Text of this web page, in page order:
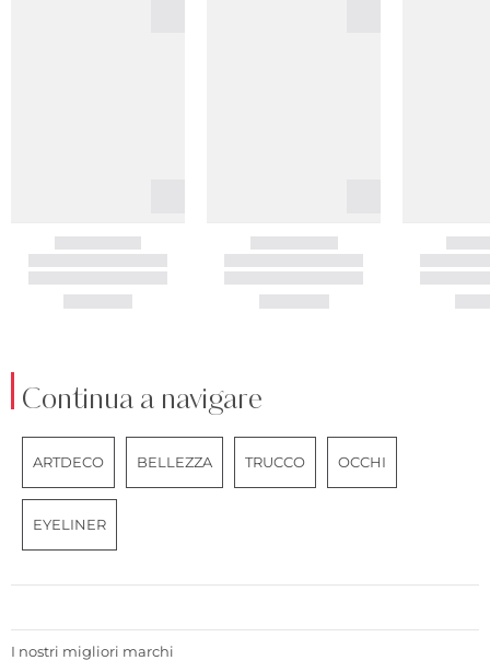
Continua a navigare
ARTDECO BELLEZZA TRUCCO OCCHI
EYELINER
I nostri migliori marchi